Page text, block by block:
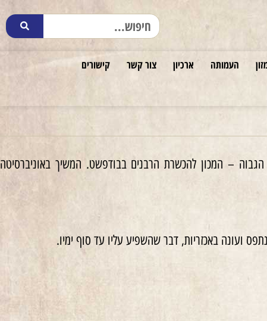
העמותה ארכיון צור קשר
קישורים
– המכון להכשרת הרבנים בבודפשט. המשיך באוניברסיטה